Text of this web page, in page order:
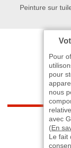
Peinture sur
Pour
pour
nous
avec
(En
Le fait